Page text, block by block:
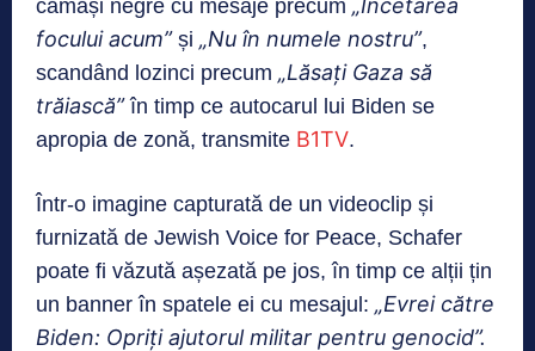
cămăși negre cu mesaje precum „Încetarea
focului acum”și „Nu în numele nostru”,
scandând lozinci precum „Lăsați Gaza să
trăiască”în timp ce autocarul lui Biden se
apropia de zonă, transmite B1TV.
Într-o imagine capturată de un videoclip și
furnizată de Jewish Voice for Peace, Schafer
poate fi văzută așezată pe jos, în timp ce alții țin
un banner în spatele ei cu mesajul: „Evrei către
Biden: Opriți ajutorul militar pentru genocid”.